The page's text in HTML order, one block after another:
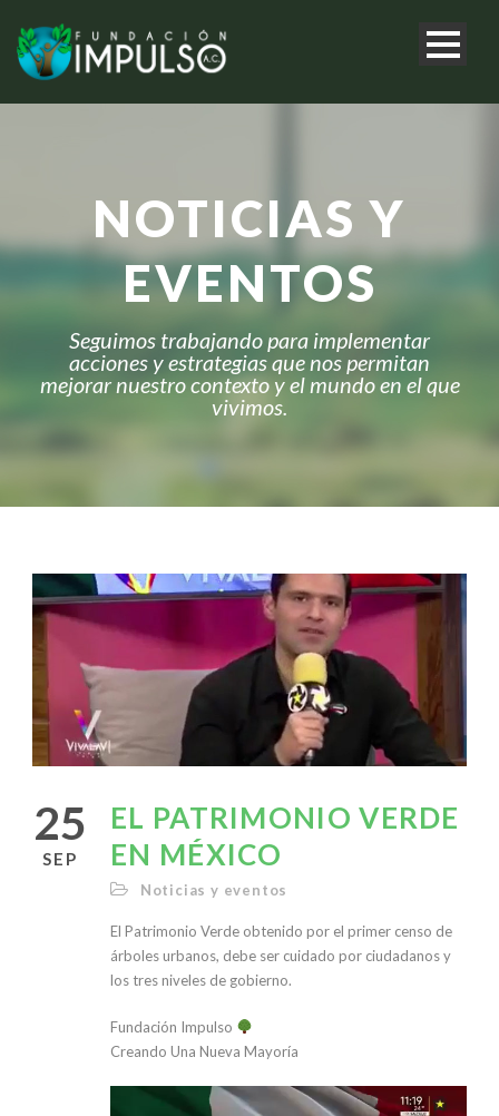
NOTICIAS Y
EVENTOS
Seguimos trabajando para implementar
acciones y estrategias que nos permitan
mejorar nuestro contexto y el mundo en el que
vivimos.
25
SEP
EL PATRIMONIO VERDE
EN MÉXICO
Noticias y eventos
El Patrimonio Verde obtenido por el primer censo de
árboles urbanos, debe ser cuidado por ciudadanos y
los tres niveles de gobierno.
Fundación Impulso
Creando Una Nueva Mayoría
Reproductor